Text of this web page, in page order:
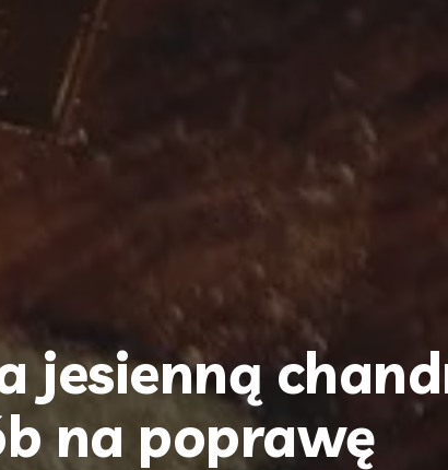
jesienną
na poprawę